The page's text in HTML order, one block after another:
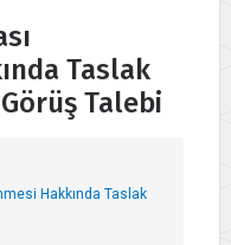
Taslak
Talebi
Hakkında Taslak